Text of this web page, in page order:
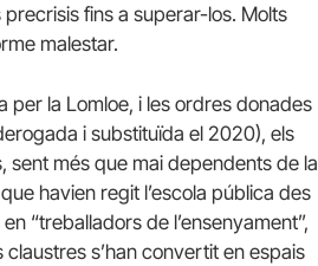
fins a superar-los. Molts
malestar.
per la Lomloe, i les ordres donades
i substituïda el 2020), els
sent més que mai dependents de la
havien regit l’escola pública des
“treballadors de l’ensenyament”,
s’han convertit en espais